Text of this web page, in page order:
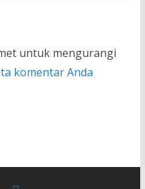
untuk mengurangi
komentar Anda